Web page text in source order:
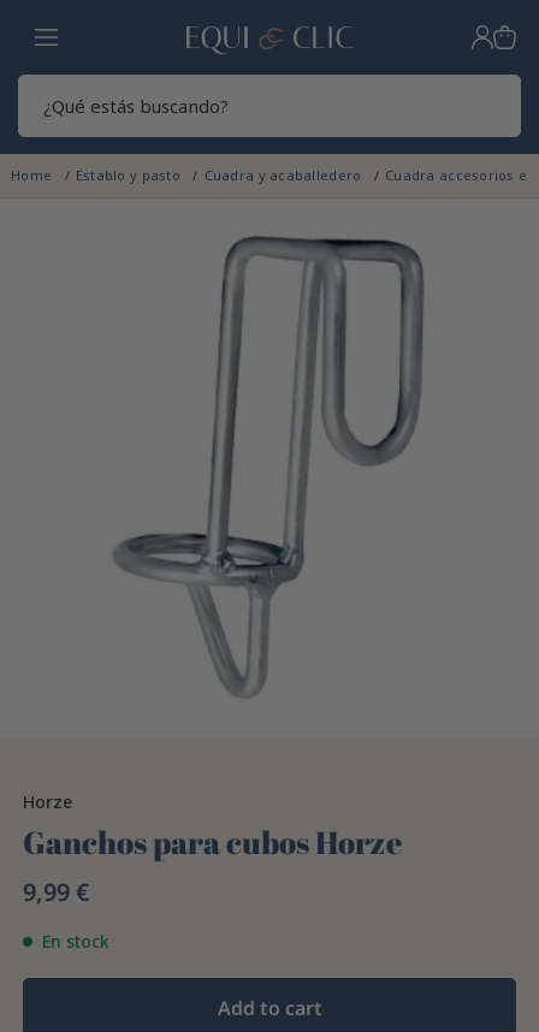
Hogar
Home Establo y pasto Cuadra y acaballedero Cuadra accesorios e
Horze
Ganchos para cubos Horze
9,99 €
En stock
Add to cart